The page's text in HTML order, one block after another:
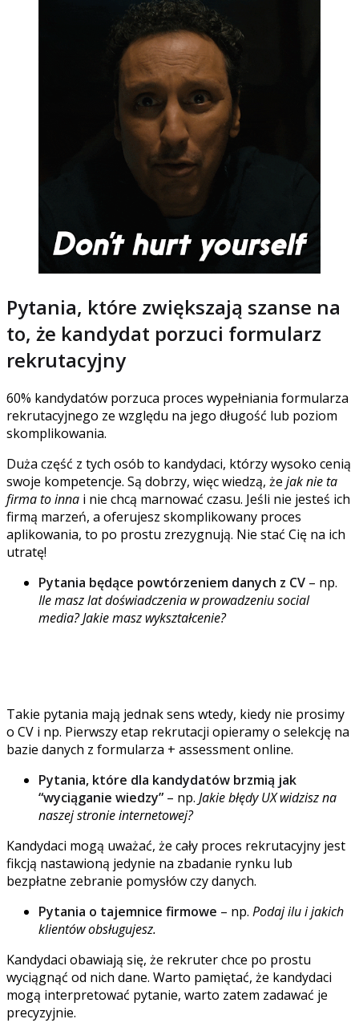
Pytania, które zwiększają szanse na
to, że kandydat porzuci formularz
rekrutacyjny
60% kandydatów porzuca proces wypełniania formularza
rekrutacyjnego ze względu na jego długość lub poziom
skomplikowania.
Duża część z tych osób to kandydaci, którzy wysoko cenią
swoje kompetencje. Są dobrzy, więc wiedzą, że jak nie ta
firma to inna i nie chcą marnować czasu. Jeśli nie jesteś ich
firmą marzeń, a oferujesz skomplikowany proces
aplikowania, to po prostu zrezygnują. Nie stać Cię na ich
utratę!
Pytania będące powtórzeniem danych z CV – np.
Ile masz lat doświadczenia w prowadzeniu social
media? Jakie masz wykształcenie?
Takie pytania mają jednak sens wtedy, kiedy nie prosimy
o CV i np. Pierwszy etap rekrutacji opieramy o selekcję na
bazie danych z formularza + assessment online.
Pytania, które dla kandydatów brzmią jak
“wyciąganie wiedzy” – np. Jakie błędy UX widzisz na
naszej stronie internetowej?
Kandydaci mogą uważać, że cały proces rekrutacyjny jest
fikcją nastawioną jedynie na zbadanie rynku lub
bezpłatne zebranie pomysłów czy danych.
Pytania o tajemnice firmowe – np. Podaj ilu i jakich
klientów obsługujesz.
Kandydaci obawiają się, że rekruter chce po prostu
wyciągnąć od nich dane. Warto pamiętać, że kandydaci
mogą interpretować pytanie, warto zatem zadawać je
precyzyjnie.